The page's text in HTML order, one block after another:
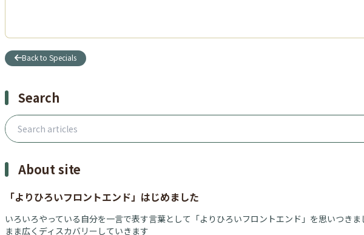
Back to Specials
Search
Search articles
About site
「よりひろいフロントエンド」はじめました
いろいろやっている自分を一言で表す言葉として「よりひろいフロントエンド」を思いつき
まま広くディスカバリーしていきます